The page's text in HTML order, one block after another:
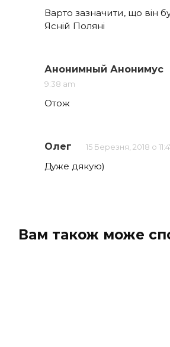
Варто зазначити, що він
Ясній Поляні
Анонимный Анонимус
9:38 am
Отож
Олег 15 Березня, 2018 о
Дуже дякую)
Вам також може